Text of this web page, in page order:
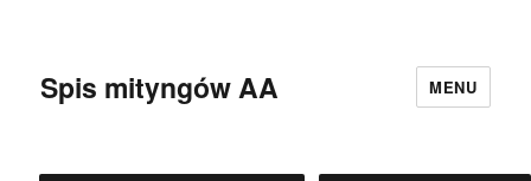
Spis mityngów AA MENU